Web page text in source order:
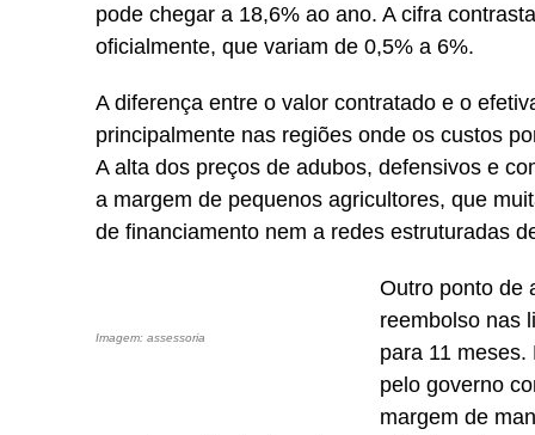
pode chegar a 18,6% ao ano. A cifra
oficialmente, que variam de 0,5% a 6%.
A diferença entre o valor contratado e o
principalmente nas regiões onde os custos
A alta dos preços de adubos, defensivos e
a margem de pequenos agricultores, que
de financiamento nem a redes estruturadas
Imagem: assessoria
Outro ponto de
reembolso nas
para 11
pelo governo
margem de